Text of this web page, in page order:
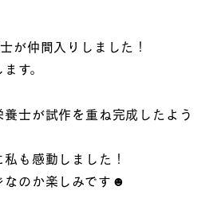
が仲間入りしました！
ます。
士が試作を重ね完成したよう
も感動しました！
なのか楽しみです☻